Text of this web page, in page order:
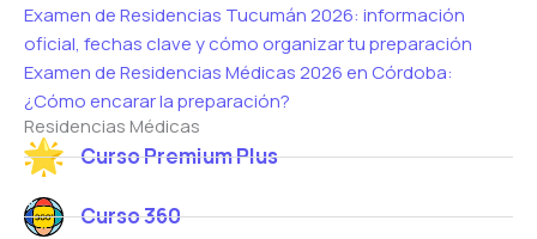
Examen de Residencias Tucumán 2026: información
oficial, fechas clave y cómo organizar tu preparación
Examen de Residencias Médicas 2026 en Córdoba:
¿Cómo encarar la preparación?
Residencias Médicas
Curso Premium Plus
Curso 360